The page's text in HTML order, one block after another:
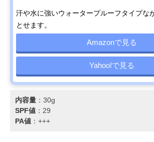
汗や水に強いウォータープルーフタイプな
とせます。
Amazonで見る
Yahoo!で見る
内容量 ：30g
SPF値 ：29
PA値 ：+++